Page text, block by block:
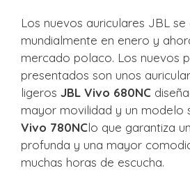
Los nuevos auriculares JBL
mundialmente en enero y
mercado polaco. Los nuevos
presentados son unos
ligeros JBL Vivo 680NC
mayor movilidad y un modelo
Vivo 780NClo que garantiza
profunda y una mayor
muchas horas de escucha.